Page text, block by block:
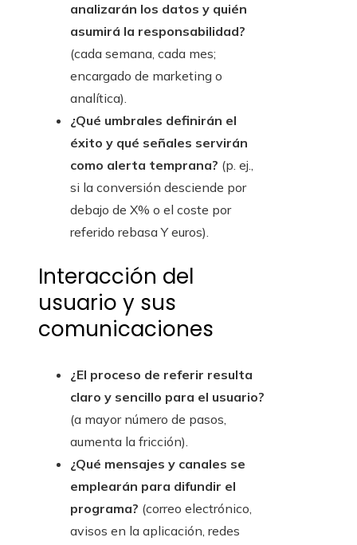
analizarán los datos y quién
asumirá la responsabilidad?
(cada semana, cada mes;
encargado de marketing o
analítica).
¿Qué umbrales definirán el
éxito y qué señales servirán
como alerta temprana? (p. ej.,
si la conversión desciende por
debajo de X% o el coste por
referido rebasa Y euros).
Interacción del
usuario y sus
comunicaciones
¿El proceso de referir resulta
claro y sencillo para el usuario?
(a mayor número de pasos,
aumenta la fricción).
¿Qué mensajes y canales se
emplearán para difundir el
programa? (correo electrónico,
avisos en la aplicación, redes